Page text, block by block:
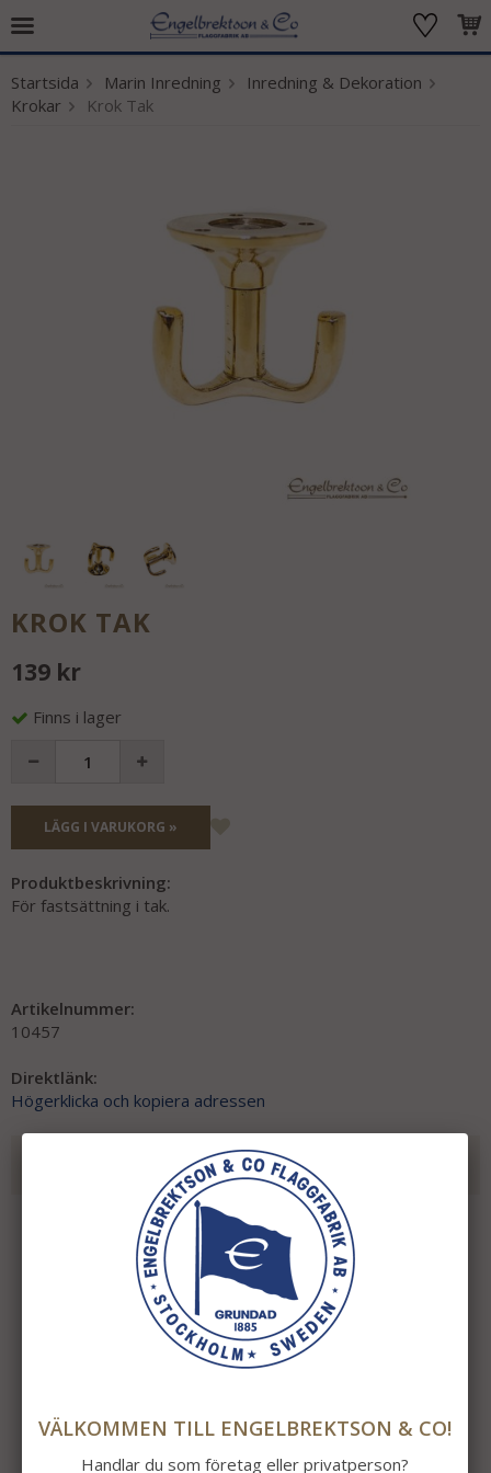
Produkten har blivit tillagd i varukorgen
Startsida Marin Inredning
Inredning & Dekoration
Krokar
Krok Tak
KROK TAK
139 kr
Finns i lager
LÄGG I VARUKORG »
Produktbeskrivning:
För fastsättning i tak.
Artikelnummer:
10457
Direktlänk:
Högerklicka och kopiera adressen
REKOMMENDERADE TILLBEHÖR TILL DENNA
VÄLKOMMEN TILL ENGELBREKTSON & CO!
Handlar du som företag eller privatperson?